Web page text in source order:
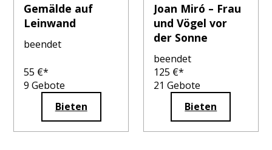
Gemälde auf
Leinwand
beendet
55 €*
9 Gebote
Bieten
Joan Miró – Frau
und Vögel vor
der Sonne
beendet
125 €*
21 Gebote
Bieten